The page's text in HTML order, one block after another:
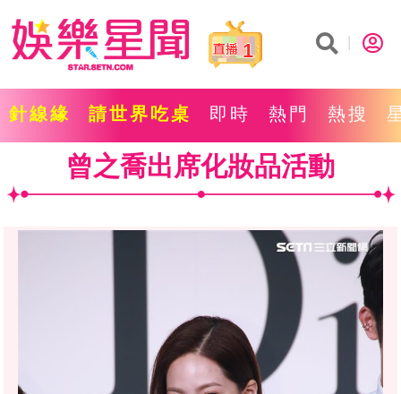
1
針線緣 請世界吃桌 即時 熱門 熱搜
曾之喬出席化妝品活動